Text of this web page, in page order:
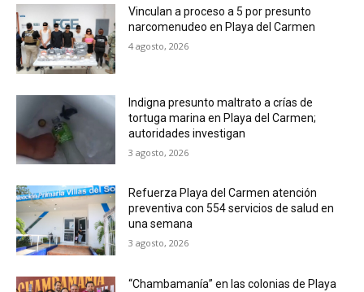
Vinculan a proceso a 5 por presunto
narcomenudeo en Playa del Carmen
4 agosto, 2026
Indigna presunto maltrato a crías de
tortuga marina en Playa del Carmen;
autoridades investigan
3 agosto, 2026
Refuerza Playa del Carmen atención
preventiva con 554 servicios de salud en
una semana
3 agosto, 2026
“Chambamanía” en las colonias de Playa